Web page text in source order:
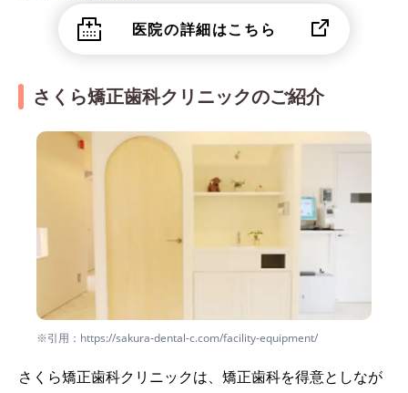
医院の詳細はこちら
さくら矯正歯科クリニックのご紹介
※引用：https://sakura-dental-c.com/facility-equipment/
さくら矯正歯科クリニックは、矯正歯科を得意としなが